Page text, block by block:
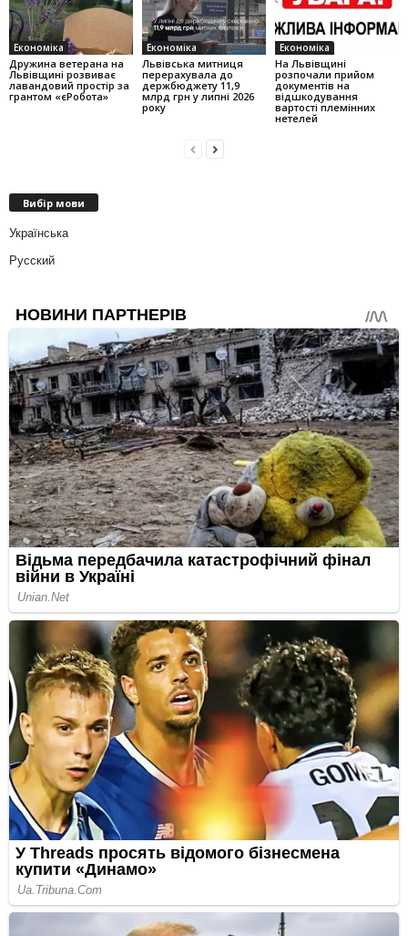
Економіка
Дружина ветерана на
Львівщині розвиває
лавандовий простір за
грантом «єРобота»
Економіка
Львівська митниця
перерахувала до
держбюджету 11,9
млрд грн у липні 2026
року
Економіка
На Львівщині
розпочали прийом
документів на
відшкодування
вартості племінних
нетелей
Вибір мови
Українська
Русский